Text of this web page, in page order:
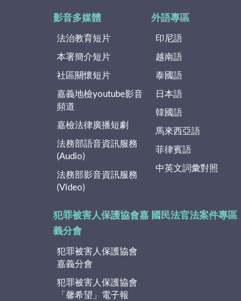
影音多媒體
法治教育短片
本署簡介短片
社區關懷短片
嘉義地檢youtube影音
頻道
嘉檢法律廣播短劇
法務部語音資訊服務
(Audio)
法務部影音資訊服務
(Video)
外語專區
印尼語
越南語
泰國語
日本語
韓國語
馬來西亞語
菲律賓語
中英文詞彙對照
犯罪被害人保護協會嘉
義分會
犯罪被害人保護協會
嘉義分會
犯罪被害人保護協會
「馨希望」電子報
國民法官法案件專區